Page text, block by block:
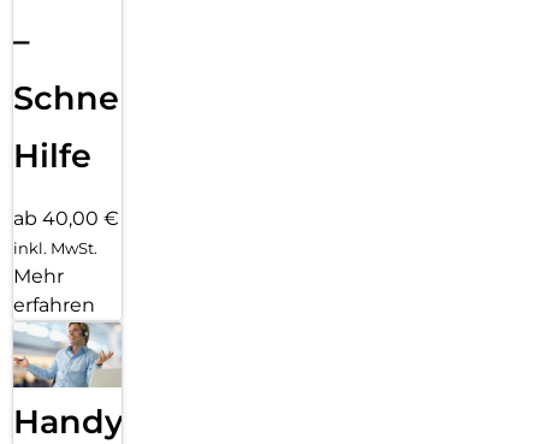
–
Schnelle
Hilfe
ab 40,00 €
inkl. MwSt.
Mehr
erfahren
Handy